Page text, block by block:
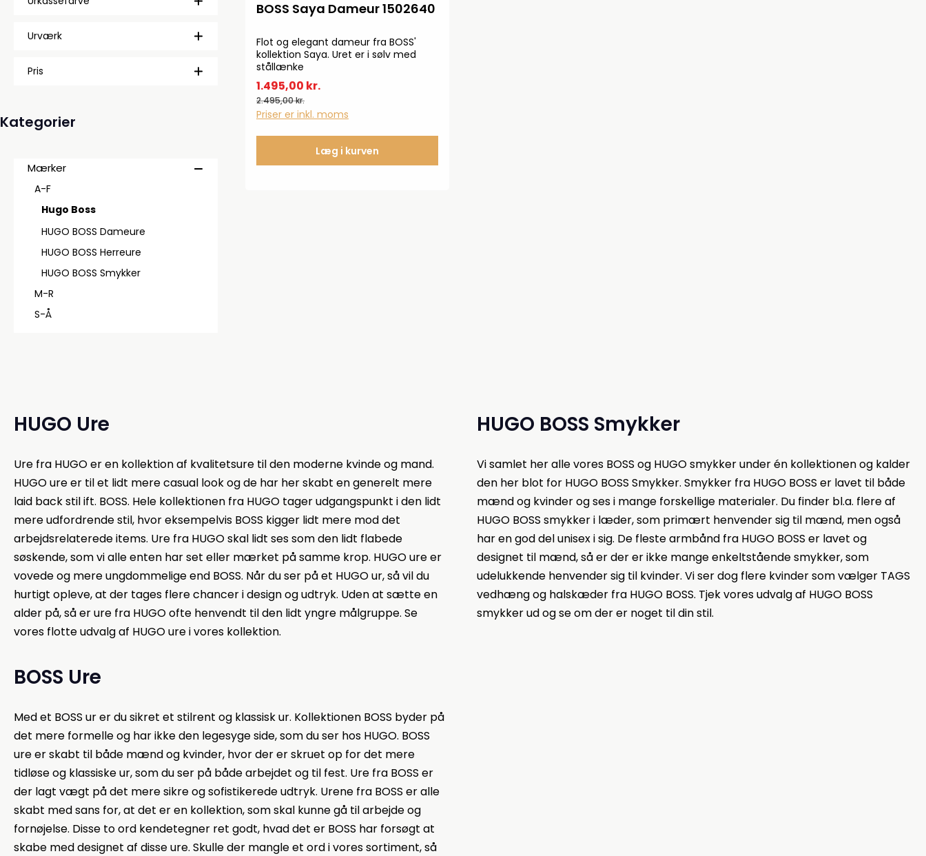
Urværk
Pris
Kategorier
Mærker
A-F
Hugo Boss
HUGO BOSS Dameure
HUGO BOSS Herreure
HUGO BOSS Smykker
M-R
S-Å
BOSS Saya Dameur 1502640
Flot og elegant dameur fra BOSS'
kollektion Saya. Uret er i sølv med
stållænke
1.495,00 kr.
2.495,00 kr.
Priser er inkl. moms
Læg i kurven
HUGO Ure
Ure fra HUGO er en kollektion af kvalitetsure til den moderne kvinde og mand.
HUGO ure er til et lidt mere casual look og de har her skabt en generelt mere
laid back stil ift. BOSS. Hele kollektionen fra HUGO tager udgangspunkt i den lidt
mere udfordrende stil, hvor eksempelvis BOSS kigger lidt mere mod det
arbejdsrelaterede items. Ure fra HUGO skal lidt ses som den lidt flabede
søskende, som vi alle enten har set eller mærket på samme krop. HUGO ure er
vovede og mere ungdommelige end BOSS. Når du ser på et HUGO ur, så vil du
hurtigt opleve, at der tages flere chancer i design og udtryk. Uden at sætte en
alder på, så er ure fra HUGO ofte henvendt til den lidt yngre målgruppe. Se
vores flotte udvalg af HUGO ure i vores kollektion.
BOSS Ure
Med et BOSS ur er du sikret et stilrent og klassisk ur. Kollektionen BOSS byder på
det mere formelle og har ikke den legesyge side, som du ser hos HUGO. BOSS
ure er skabt til både mænd og kvinder, hvor der er skruet op for det mere
tidløse og klassiske ur, som du ser på både arbejdet og til fest. Ure fra BOSS er
der lagt vægt på det mere sikre og sofistikerede udtryk. Urene fra BOSS er alle
skabt med sans for, at det er en kollektion, som skal kunne gå til arbejde og
fornøjelse. Disse to ord kendetegner ret godt, hvad det er BOSS har forsøgt at
skabe med designet af disse ure. Skulle der mangle et ord i vores sortiment, så
HUGO BOSS Smykker
Vi samlet her alle vores BOSS og HUGO smykker under én kollektionen og kalder
den her blot for HUGO BOSS Smykker. Smykker fra HUGO BOSS er lavet til både
mænd og kvinder og ses i mange forskellige materialer. Du finder bl.a. flere af
HUGO BOSS smykker i læder, som primært henvender sig til mænd, men også
har en god del unisex i sig. De fleste armbånd fra HUGO BOSS er lavet og
designet til mænd, så er der er ikke mange enkeltstående smykker, som
udelukkende henvender sig til kvinder. Vi ser dog flere kvinder som vælger TAGS
vedhæng og halskæder fra HUGO BOSS. Tjek vores udvalg af HUGO BOSS
smykker ud og se om der er noget til din stil.